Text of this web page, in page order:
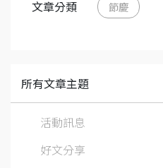
文章分類 節慶
所有文章主題
活動訊息
好文分享